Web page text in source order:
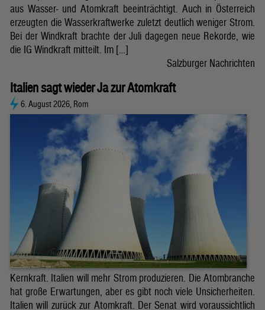
aus Wasser- und Atomkraft beeinträchtigt. Auch in Österreich
erzeugten die Wasserkraftwerke zuletzt deutlich weniger Strom.
Bei der Windkraft brachte der Juli dagegen neue Rekorde, wie
die IG Windkraft mitteilt. Im […]
Salzburger Nachrichten
Italien sagt wieder Ja zur Atomkraft
6. August 2026, Rom
Kernkraft. Italien will mehr Strom produzieren. Die Atombranche
hat große Erwartungen, aber es gibt noch viele Unsicherheiten.
Italien will zurück zur Atomkraft. Der Senat wird voraussichtlich